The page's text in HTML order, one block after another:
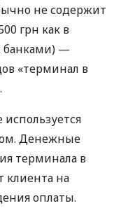
не содержит
грн как в
банками) —
«терминал в
Денежные
терминала в
клиента на
оплаты.